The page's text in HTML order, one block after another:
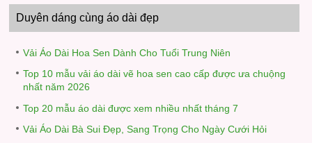
Duyên dáng cùng áo dài đẹp
Vải Áo Dài Hoa Sen Dành Cho Tuổi Trung Niên
Top 10 mẫu vải áo dài vẽ hoa sen cao cấp được ưa chuộng
nhất năm 2026
Top 20 mẫu áo dài được xem nhiều nhất tháng 7
Vải Áo Dài Bà Sui Đẹp, Sang Trọng Cho Ngày Cưới Hỏi